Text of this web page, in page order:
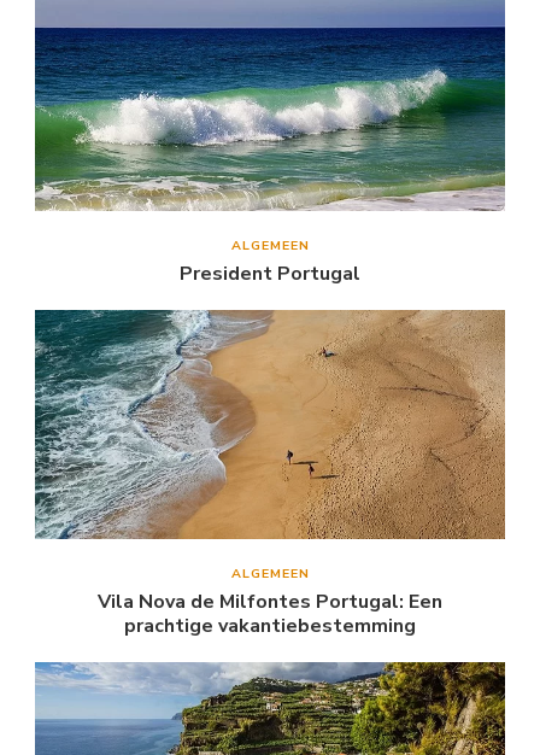
ALGEMEEN
President Portugal
ALGEMEEN
Vila Nova de Milfontes Portugal: Een
prachtige vakantiebestemming